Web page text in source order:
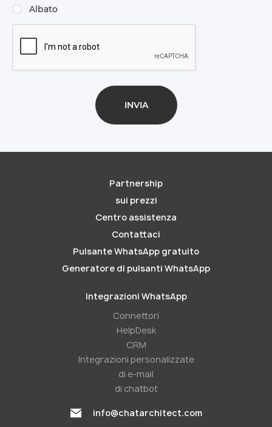
Albato
Partnership
sui prezzi
Centro assistenza
Contattaci
Pulsante WhatsApp gratuito
Generatore di pulsanti WhatsApp
Integrazioni WhatsApp
Connettori
HelpDesk
CRM
Integrazioni personalizzate
di e-mail
di chatbot
info@chatarchitect.com